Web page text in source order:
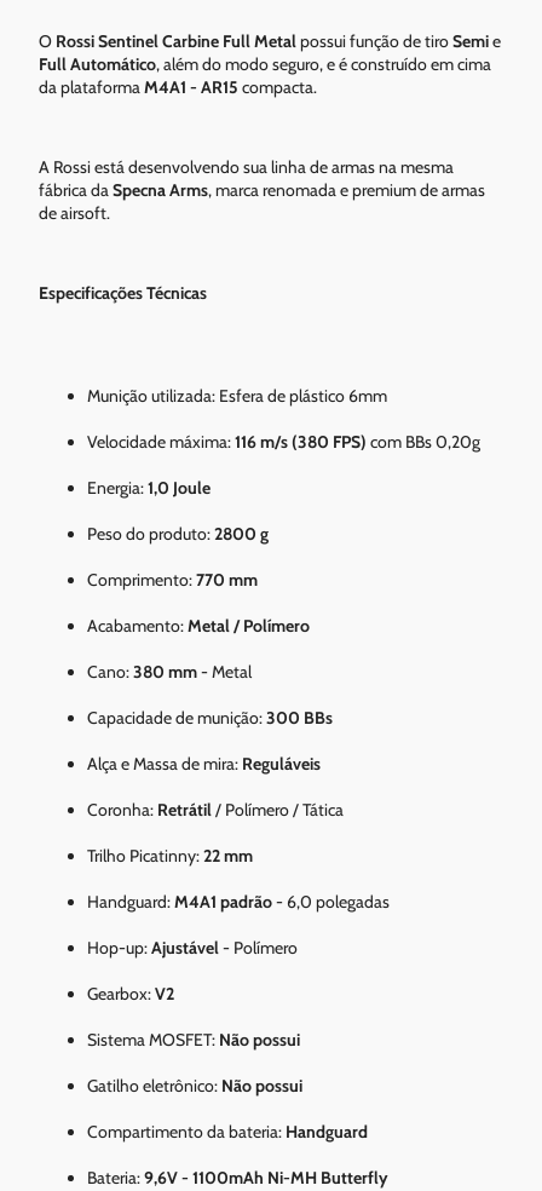
O Rossi Sentinel Carbine Full Metalpossui função de tiroSemie
Full Automático, além do modo seguro, e é construído em cima
da plataformaM4A1 - AR15 compacta.
A Rossi está desenvolvendo sua linha de armas na mesma
fábrica daSpecna Arms, marca renomada e premium de armas
de airsoft.
Especificações Técnicas
Munição utilizada: Esfera de plástico 6mm
Velocidade máxima:116 m/s (380 FPS) com BBs 0,20g
Energia:1,0 Joule
Peso do produto:2800 g
Comprimento:770 mm
Acabamento:Metal / Polímero
Cano:380 mm- Metal
Capacidade de munição:300 BBs
Alça e Massa de mira: Reguláveis
Coronha: Retrátil/ Polímero / Tática
Trilho Picatinny:22 mm
Handguard:M4A1 padrão- 6,0 polegadas
Hop-up:Ajustável- Polímero
Gearbox:V2
Sistema MOSFET: Não possui
Gatilho eletrônico: Não possui
Compartimento da bateria: Handguard
Bateria:9,6V - 1100mAh Ni-MH Butterfly